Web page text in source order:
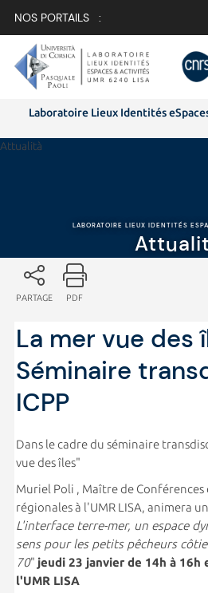
NOS PORTAILS :
Laboratoire Lieux Identités
Attualità
LABORATOIRE LIEUX IDENTITÉS
PARTAGE PDF
La mer vue des
Séminaire
ICPP
Dans le cadre du séminaire
vue des îles"
Muriel Poli , Maître de Conférences
régionales à l'UMR LISA, animera
L'interface terre-mer, un espace
sens pour les petits pêcheurs
70" jeudi 23 janvier de 14h à 16h
l'UMR LISA